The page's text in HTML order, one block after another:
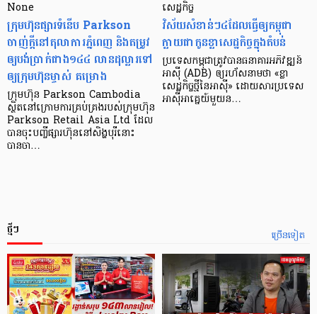
None
ក្រុមហ៊ុនផ្សារទំនើប Parkson
ចាញ់ក្ដីនៅតុលាការភ្នំពេញ និងតម្រូវ
ឲ្យបង់ប្រាក់ជាង១៤៤ លានដុល្លារទៅ
ឲ្យក្រុមហ៊ុនម្ចាស់ គម្រោង
ក្រុមហ៊ុន Parkson Cambodia
ស្ថិតនៅក្រោមការគ្រប់គ្រងរបស់ក្រុមហ៊ុន
Parkson Retail Asia Ltd ដែល
បានចុះបញ្ចីផ្សារហ៊ុននៅសិង្ហបុរីនោះ
បានចា…
សេដ្ឋកិច្ច​
វិស័យ​សំខាន់ៗ​៤​ដែល​ធ្វើ​ឲ្យ​កម្ពុជា​
ក្លាយ​ជា​កូន​ខ្លា​សេដ្ឋកិច្ច​ក្នុង​តំបន់
ប្រទេស​កម្ពុជា​ត្រូវ​បាន​ធនាគារ​អភិវឌ្ឍន៍​
អាស៊ី (ADB) ឲ្យ​រហ័ស​នាមថា «ខ្លា​
សេដ្ឋកិច្ច​ថ្មី​នៃ​អាស៊ី» ដោយសារ​ប្រទេស​
អាស៊ី​អាគ្នេយ៍​មួយ​ន…
ច្រើនទៀត
ថ្មីៗ